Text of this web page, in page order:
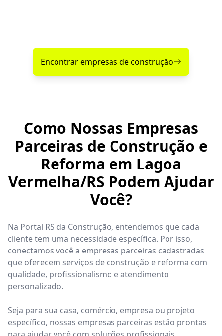
Encontrar empresas de construção
Como Nossas Empresas
Parceiras de Construção e
Reforma em Lagoa
Vermelha/RS Podem Ajudar
Você?
Na Portal RS da Construção, entendemos que cada
cliente tem uma necessidade específica. Por isso,
conectamos você a empresas parceiras cadastradas
que oferecem serviços de construção e reforma com
qualidade, profissionalismo e atendimento
personalizado.
Seja para sua casa, comércio, empresa ou projeto
específico, nossas empresas parceiras estão prontas
para ajudar você com soluções profissionais,